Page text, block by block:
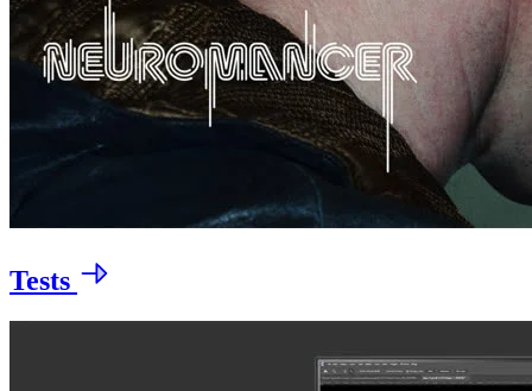
Tests